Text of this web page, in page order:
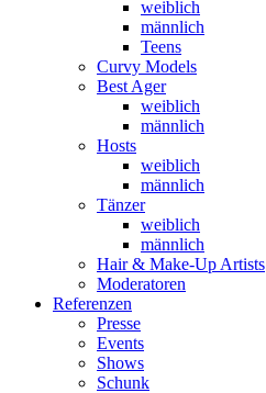
weiblich
männlich
Teens
Curvy Models
Best Ager
weiblich
männlich
Hosts
weiblich
männlich
Tänzer
weiblich
männlich
Hair & Make-Up Artists
Moderatoren
Referenzen
Presse
Events
Shows
Schunk